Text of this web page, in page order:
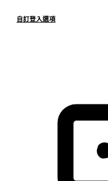
自訂登入選項